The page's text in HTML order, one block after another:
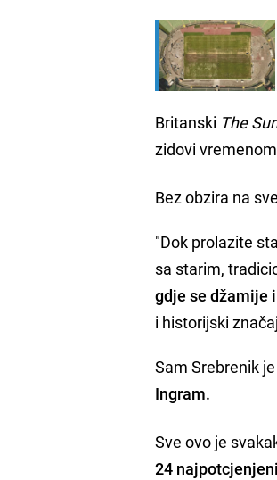
Britanski The
zidovi
Bez obzira na
"Dok prolazite
sa starim,
gdje se džamije
i historijski
Sam Srebrenik
Ingram.
Sve ovo je
24